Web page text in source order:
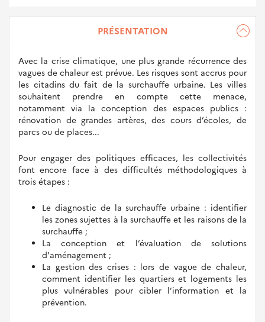
PRÉSENTATION
Avec la crise climatique, une plus grande récurrence des
vagues de chaleur est prévue. Les risques sont accrus pour
les citadins du fait de la surchauffe urbaine. Les villes
souhaitent prendre en compte cette menace,
notamment via la conception des espaces publics :
rénovation de grandes artères, des cours d’écoles, de
parcs ou de places...
Pour engager des politiques efficaces, les collectivités
font encore face à des difficultés méthodologiques à
trois étapes :
Le diagnostic de la surchauffe urbaine : identifier
les zones sujettes à la surchauffe et les raisons de la
surchauffe ;
La conception et l’évaluation de solutions
d'aménagement ;
La gestion des crises : lors de vague de chaleur,
comment identifier les quartiers et logements les
plus vulnérables pour cibler l’information et la
prévention.